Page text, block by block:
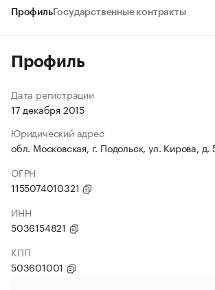
ПрофильГосударственные контракты
Профиль
Дата регистрации
17 декабря 2015
Юридический адрес
обл. Московская, г. Подольск, ул. Кирова, д.
ОГРН
1155074010321
ИНН
5036154821
КПП
503601001